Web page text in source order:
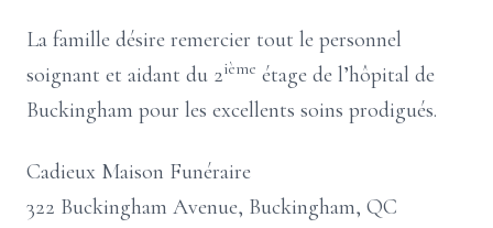
La famille désire remercier tout le personnel
soignant et aidant du 2ième étage de l’hôpital de
Buckingham pour les excellents soins prodigués.
Cadieux Maison Funéraire
322 Buckingham Avenue, Buckingham, QC